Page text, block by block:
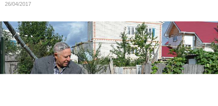
26/04/2017